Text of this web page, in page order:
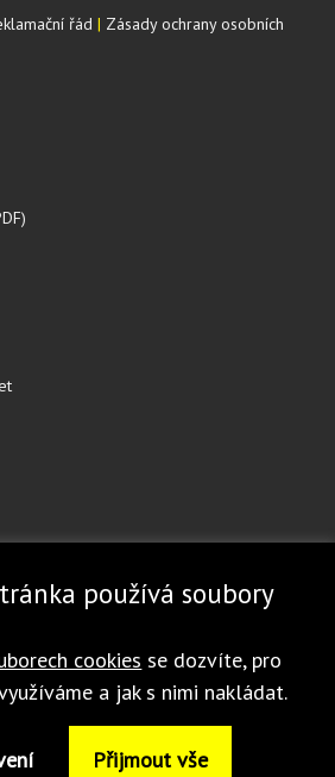
řád | Zásady ochrany osobních
• Dlouhá Ves 188 • 516 01 Rychnov nad
používá soubory
cookies se dozvíte, pro
a jak s nimi nakládat.
Přijmout vše